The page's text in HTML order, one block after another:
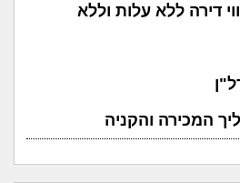
דירה ללא עלות וללא
המכירה והקניה